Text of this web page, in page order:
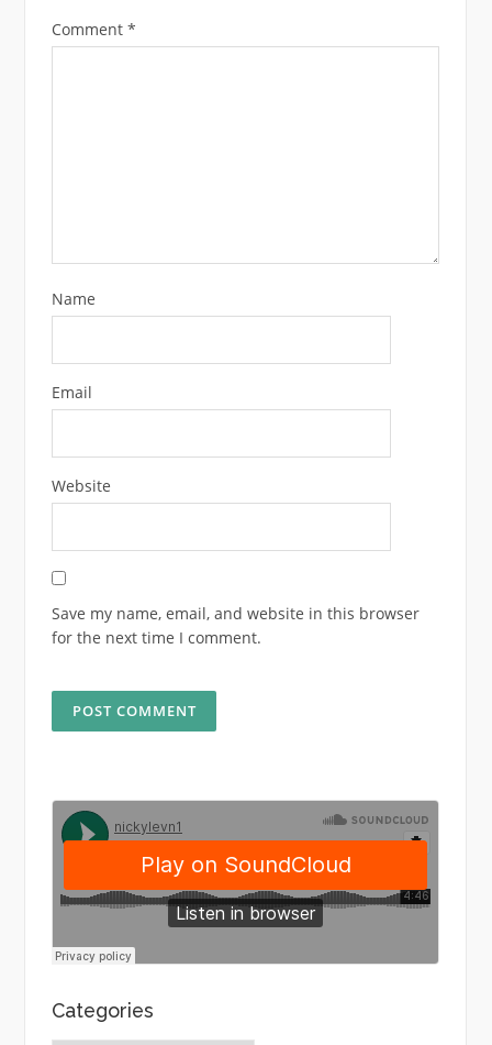
Comment *
Name
Email
Website
Save my name, email, and website in this browser
for the next time I comment.
Categories